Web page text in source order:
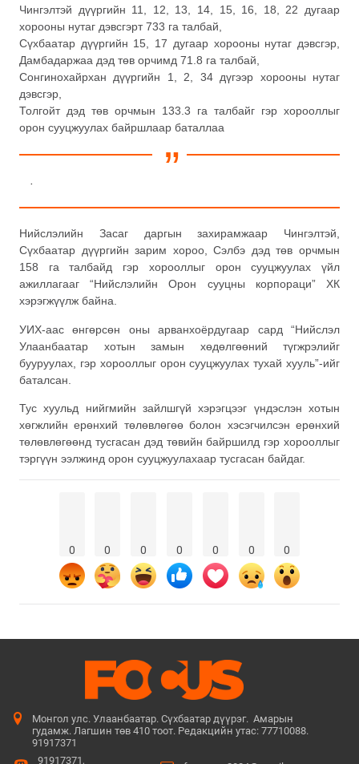
Чингэлтэй дүүргийн 11, 12, 13, 14, 15, 16, 18, 22 дугаар
хорооны нутаг дэвсгэрт 733 га талбай,
Сүхбаатар дүүргийн 15, 17 дугаар хорооны нутаг дэвсгэр,
Дамбадаржаа дэд төв орчимд 71.8 га талбай,
Сонгинохайрхан дүүргийн 1, 2, 34 дүгээр хорооны нутаг
дэвсгэр,
Толгойт дэд төв орчмын 133.3 га талбайг гэр хорооллыг
орон сууцжуулах байршлаар баталлаа
Нийслэлийн Засаг даргын захирамжаар Чингэлтэй,
Сүхбаатар дүүргийн зарим хороо, Сэлбэ дэд төв орчмын
158 га талбайд гэр хорооллыг орон сууцжуулах үйл
ажиллагааг “Нийслэлийн Орон сууцны корпораци” ХК
хэрэгжүүлж байна.
УИХ-аас өнгөрсөн оны арванхоёрдугаар сард “Нийслэл
Улаанбаатар хотын замын хөдөлгөөний түгжрэлийг
бууруулах, гэр хорооллыг орон сууцжуулах тухай хууль”-ийг
баталсан.
Тус хуульд нийгмийн зайлшгүй хэрэгцээг үндэслэн хотын
хөгжлийн ерөнхий төлөвлөгөө болон хэсэгчилсэн ерөнхий
төлөвлөгөөнд тусгасан дэд төвийн байршилд гэр хорооллыг
тэргүүн ээлжинд орон сууцжуулахаар тусгасан байдаг.
0 0 0 0 0 0 0
Монгол улс. Улаанбаатар. Сүхбаатар дүүрэг. Амарын
гудамж. Лагшин төв 410 тоот. Редакцийн утас: 77710088.
91917371
91917371,